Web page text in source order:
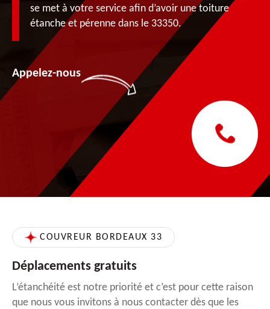
se met à votre service afin d’avoir une toiture
étanche et pérenne dans le 33350.
Appelez-nous
COUVREUR BORDEAUX 33
Déplacements gratuits
L’étanchéité est notre priorité et c’est pour cette raison
que nous vous invitons à nous contacter dès que les